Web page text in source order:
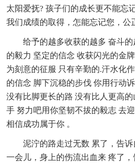
太阳爱抚? 孩子们的成长更不能忘
我们成绩的取得，怎能忘记您，公
给予的越多收获的越多 奋斗
的毅力 坚定的信念 收获闪光的金
为刻意的征服 只有辛勤的.汗水化
的信念 脚下沉稳的步伐 你用行动
没有比脚更长的路 没有比人更高
手 努力吧用你坚韧不拔的毅志 去
相信成功属于你 。
泥泞的路走过无数 累了，告
一会儿，身上的伤流出血来 疼了